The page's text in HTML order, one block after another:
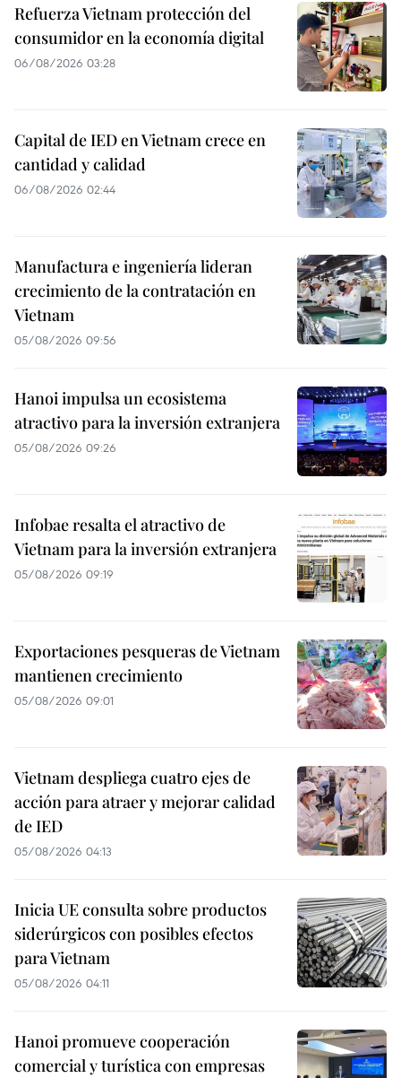
Refuerza Vietnam protección del
consumidor en la economía digital
06/08/2026 03:28
Capital de IED en Vietnam crece en
cantidad y calidad
06/08/2026 02:44
Manufactura e ingeniería lideran
crecimiento de la contratación en
Vietnam
05/08/2026 09:56
Hanoi impulsa un ecosistema
atractivo para la inversión extranjera
05/08/2026 09:26
Infobae resalta el atractivo de
Vietnam para la inversión extranjera
05/08/2026 09:19
Exportaciones pesqueras de Vietnam
mantienen crecimiento
05/08/2026 09:01
Vietnam despliega cuatro ejes de
acción para atraer y mejorar calidad
de IED
05/08/2026 04:13
Inicia UE consulta sobre productos
siderúrgicos con posibles efectos
para Vietnam
05/08/2026 04:11
Hanoi promueve cooperación
comercial y turística con empresas